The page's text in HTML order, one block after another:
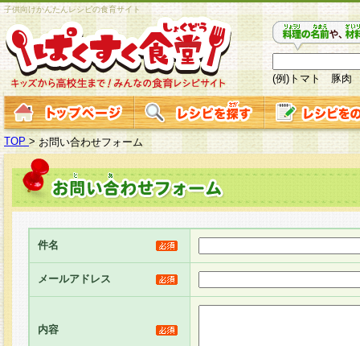
子供向けかんたんレシピの食育サイト
(例)トマト 豚肉
TOP > お問い合わせフォーム
件名
メールアドレス
内容